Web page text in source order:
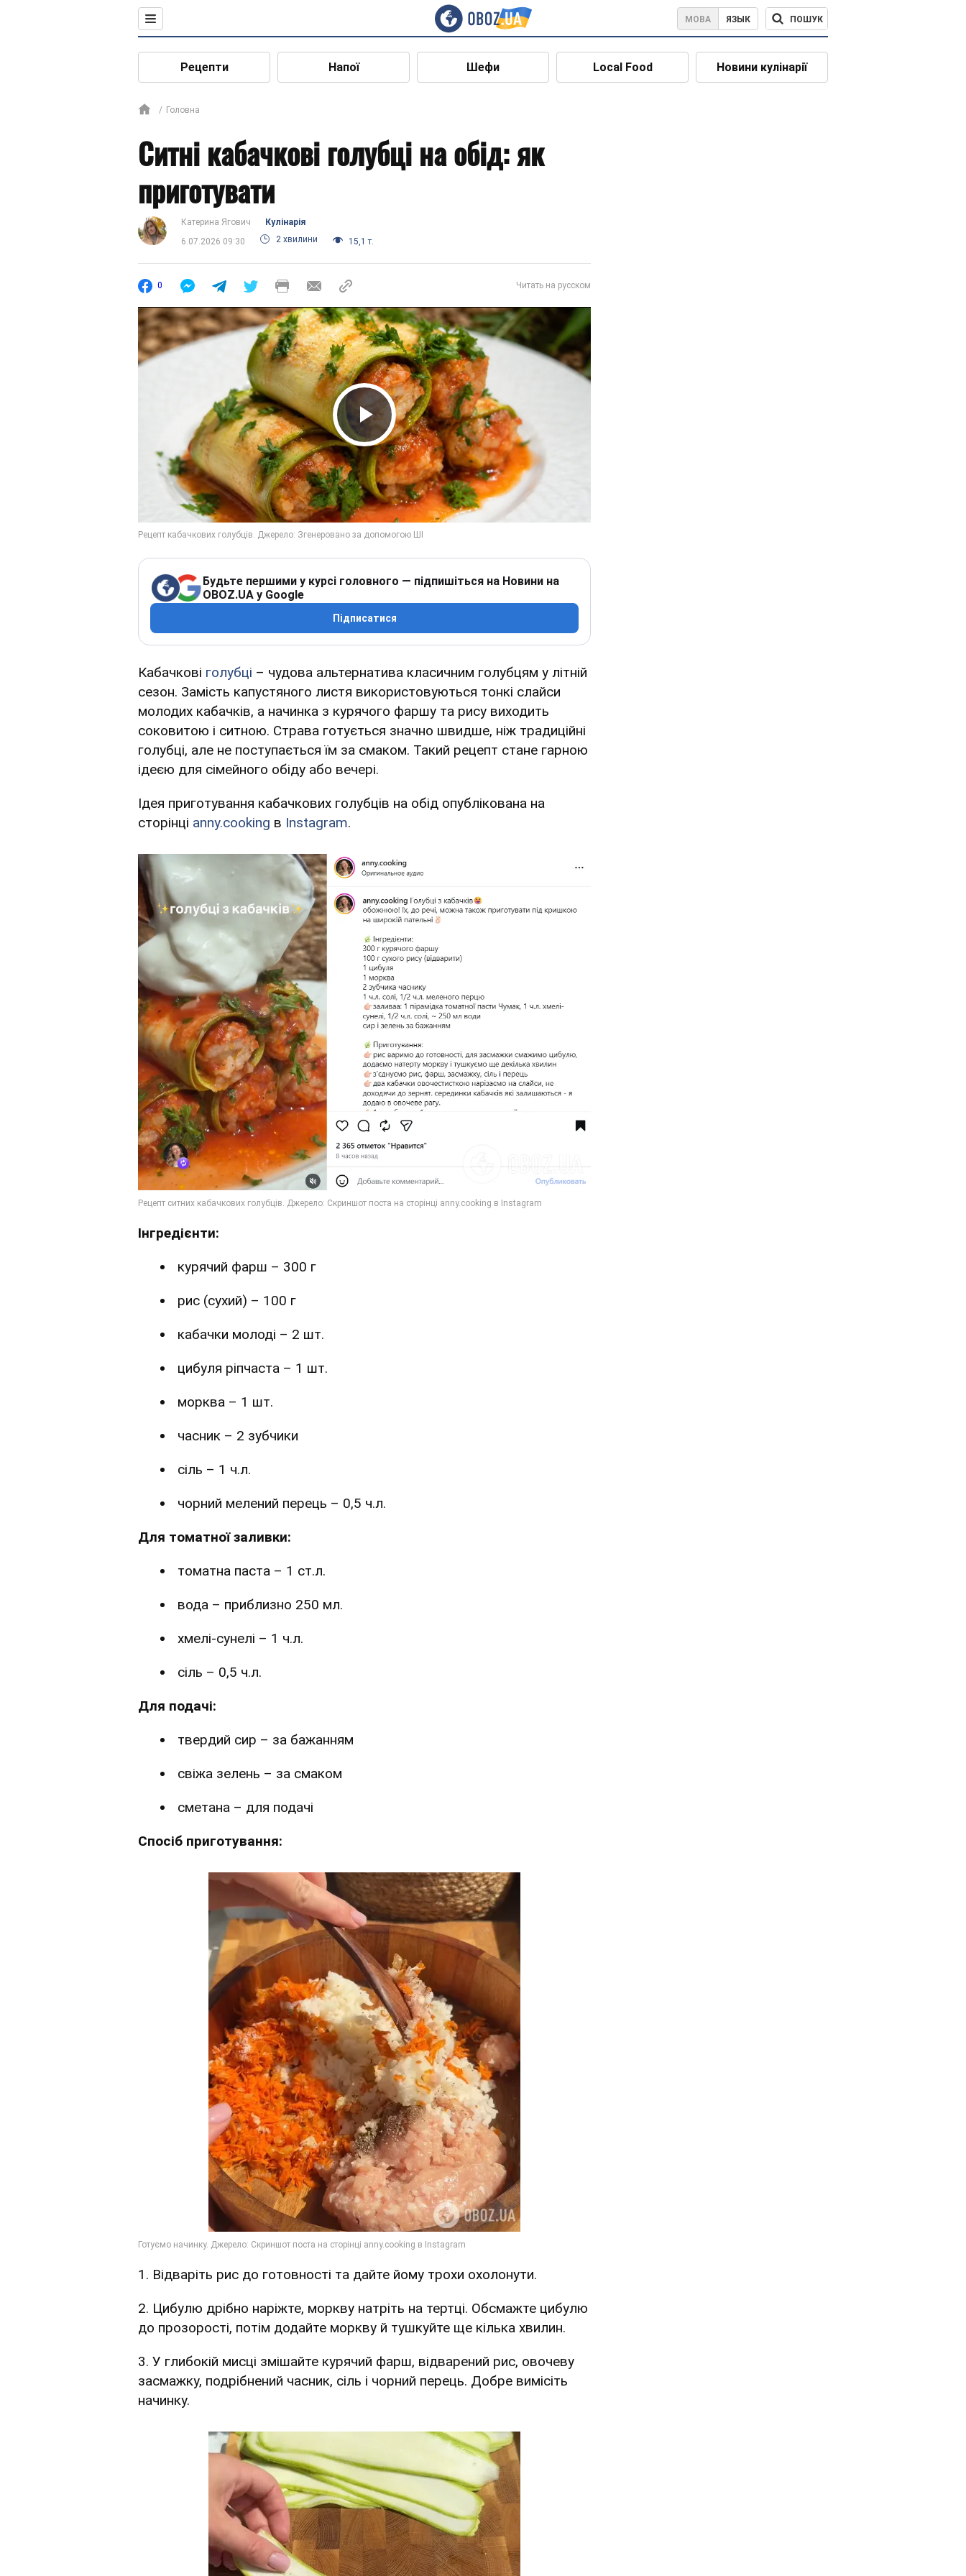
МОВА ЯЗЫК ПОШУК
Рецепти Напої Шефи Local Food Новини кулінарії
Головна
Ситні кабачкові голубці на обід: як
приготувати
Катерина Ягович
Кулінарія
6.07.2026 09:30
2 хвилини 15,1 т.
0 Читать на русском
Play Video
Будьте першими у курсі головного — підпишіться на Новини на
OBOZ.UA у Google
Підписатися
Кабачкові голубці – чудова альтернатива класичним голубцям у літній
сезон. Замість капустяного листя використовуються тонкі слайси
молодих кабачків, а начинка з курячого фаршу та рису виходить
соковитою і ситною. Страва готується значно швидше, ніж традиційні
голубці, але не поступається їм за смаком. Такий рецепт стане гарною
ідеєю для сімейного обіду або вечері.
Ідея приготування кабачкових голубців на обід опублікована на
сторінці anny.cooking в Instagram.
Інгредієнти:
курячий фарш – 300 г
рис (сухий) – 100 г
кабачки молоді – 2 шт.
цибуля ріпчаста – 1 шт.
морква – 1 шт.
часник – 2 зубчики
сіль – 1 ч.л.
чорний мелений перець – 0,5 ч.л.
Для томатної заливки:
томатна паста – 1 ст.л.
вода – приблизно 250 мл.
хмелі-сунелі – 1 ч.л.
сіль – 0,5 ч.л.
Для подачі:
твердий сир – за бажанням
свіжа зелень – за смаком
сметана – для подачі
Спосіб приготування:
1. Відваріть рис до готовності та дайте йому трохи охолонути.
2. Цибулю дрібно наріжте, моркву натріть на тертці. Обсмажте цибулю
до прозорості, потім додайте моркву й тушкуйте ще кілька хвилин.
3. У глибокій мисці змішайте курячий фарш, відварений рис, овочеву
засмажку, подрібнений часник, сіль і чорний перець. Добре вимісіть
начинку.